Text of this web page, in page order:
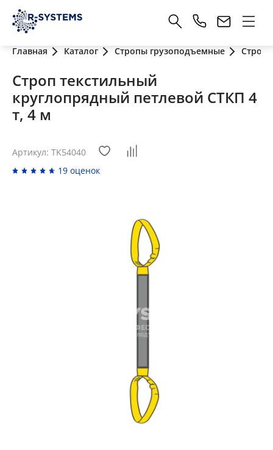
Главная Каталог Стропы грузоподъемные
Строп текстильный
круглопрядный петлевой СТКП 4
т, 4 м
Артикул: TK54040
19 оценок